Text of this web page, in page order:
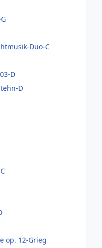
Duo-C
D
D
op. 12-Grieg